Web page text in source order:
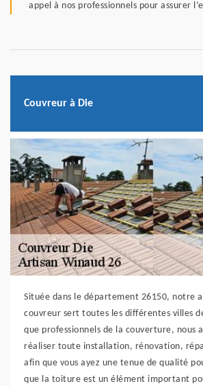
appel à nos professionnels pour assurer
Couvreur à Die
Située dans le département 26150, notre
couvreur sert toutes les différentes villes
que professionnels de la couverture, nous
réaliser toute installation, rénovation,
afin que vous ayez une tenue de qualité
que la toiture est un élément important